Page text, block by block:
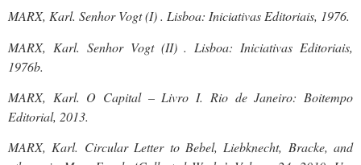
MARX, Karl. Senhor Vogt (I) . Lisboa: Iniciativas Editoriais, 1976.
MARX, Karl. Senhor Vogt (II) . Lisboa: Iniciativas Editoriais,
1976b.
MARX, Karl. O Capital – Livro I. Rio de Janeiro: Boitempo
Editorial, 2013.
MARX, Karl. Circular Letter to Bebel, Liebknecht, Bracke, and